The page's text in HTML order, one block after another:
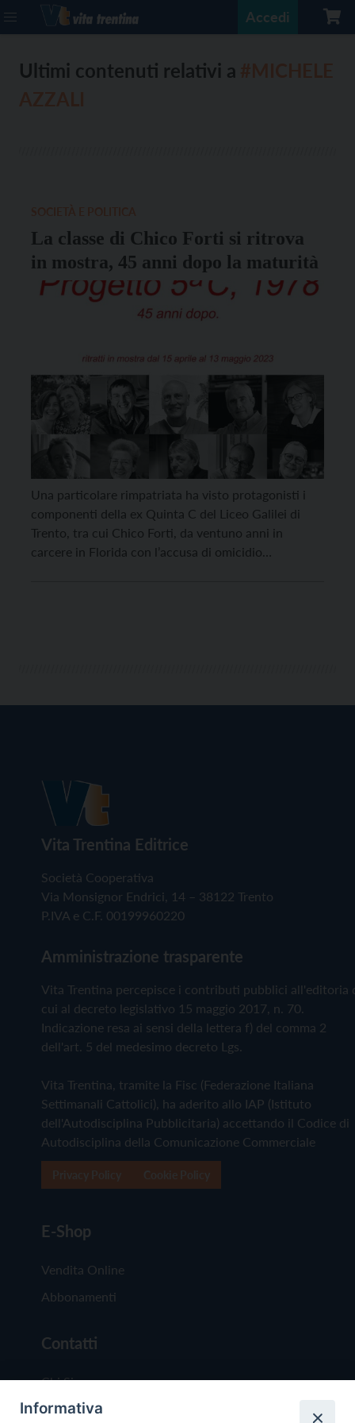
Accedi
Ultimi contenuti relativi a
La classe di Chico Forti si ritrova
in mostra, 45 anni dopo la maturità
Una particolare rimpatriata ha visto protagonisti i
componenti della ex Quinta C del Liceo Galilei di
Trento, tra cui Chico Forti, da ventuno anni in
carcere in Florida con l’accusa di omicidio
Vita Trentina Editrice
Società Cooperativa
Via Monsignor Endrici, 14 – 38122 Trento
P.IVA e C.F. 00199960220
Amministrazione trasparente
Vita Trentina percepisce i contributi pubblici all'editoria
cui al decreto legislativo 15 maggio 2017, n. 70.
Indicazione resa ai sensi della lettera f) del comma 2
dell'art. 5 del medesimo decreto Lgs.
Vita Trentina, tramite la Fisc (Federazione Italiana
Settimanali Cattolici), ha aderito allo IAP (Istituto
dell'Autodisciplina Pubblicitaria) accettando il Codice di
Autodisciplina della Comunicazione Commerciale
E-Shop
Vendita Online
Abbonamenti
Contatti
Chi Siamo
Redazione
Informativa